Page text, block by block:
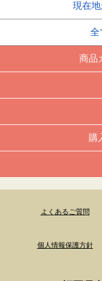
現在
全
商品
購
よくあるご質問
個人情報保護方針